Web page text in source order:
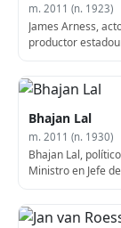
m. 2011 (n. 1923)
James Arness,
productor
Bhajan Lal
m. 2011 (n. 1930)
Bhajan Lal,
Ministro en Jefe